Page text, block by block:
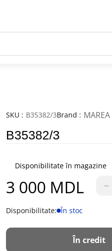
SKU : B35382/3Brand : MAREA
B35382/3
Disponibilitate în magazine
3 000 MDL −
Disponibilitate: În stoc
În credit